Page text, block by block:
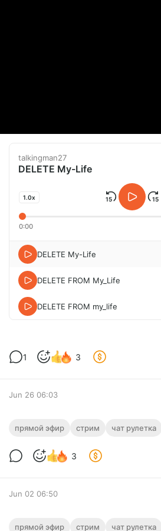
talkingman27
DELETE My-Life
1.0x
0:00
DELETE My-Life
DELETE FROM My_Life
DELETE FROM my_life
1 3
Jun 26 06:03
СТРИМ 25.06.2026 О
5-ти часовой стрим про жизнь соло
Говорящие
прямой эфир стрим чат рулетка
3
Jun 02 06:50
СТРИМ: путешествия,
прямой эфир стрим чат рулетка